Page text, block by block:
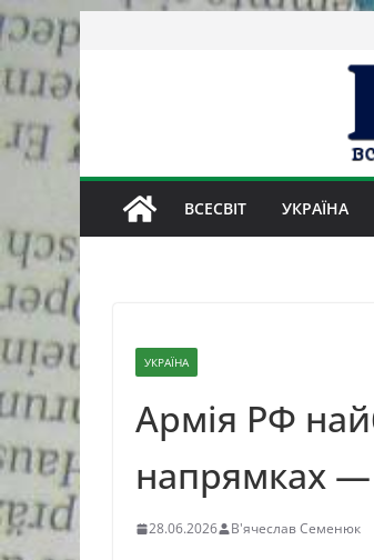
Skip
content
ВСЕСВІТ УКРАЇНА
УКРАЇНА
Армія РФ
напрямках
28.06.2026 В'ячеслав Семенюк